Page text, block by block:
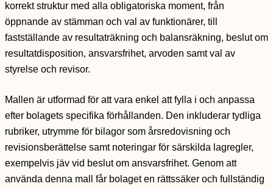
korrekt struktur med alla obligatoriska moment, från
öppnande av stämman och val av funktionärer, till
fastställande av resultaträkning och balansräkning, beslut om
resultatdisposition, ansvarsfrihet, arvoden samt val av
styrelse och revisor.
Mallen är utformad för att vara enkel att fylla i och anpassa
efter bolagets specifika förhållanden. Den inkluderar tydliga
rubriker, utrymme för bilagor som årsredovisning och
revisionsberättelse samt noteringar för särskilda lagregler,
exempelvis jäv vid beslut om ansvarsfrihet. Genom att
använda denna mall får bolaget en rättssäker och fullständig